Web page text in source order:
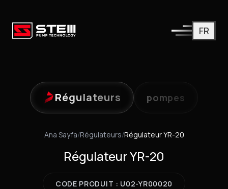
FR
Régulateurs pompes
Ana Sayfa/Régulateurs/Régulateur YR-20
Régulateur YR-20
CODE PRODUIT : U02-YR00020